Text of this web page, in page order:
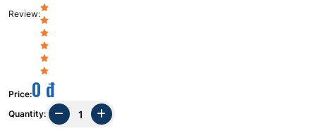
Review:
Price:0 đ
Quantity: